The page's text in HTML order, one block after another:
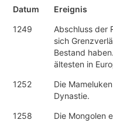
Datum
Ereignis
1249
Abschluss der
sich
Bestand
ältesten in
1252
Die
Dynastie.
1258
Die Mongolen